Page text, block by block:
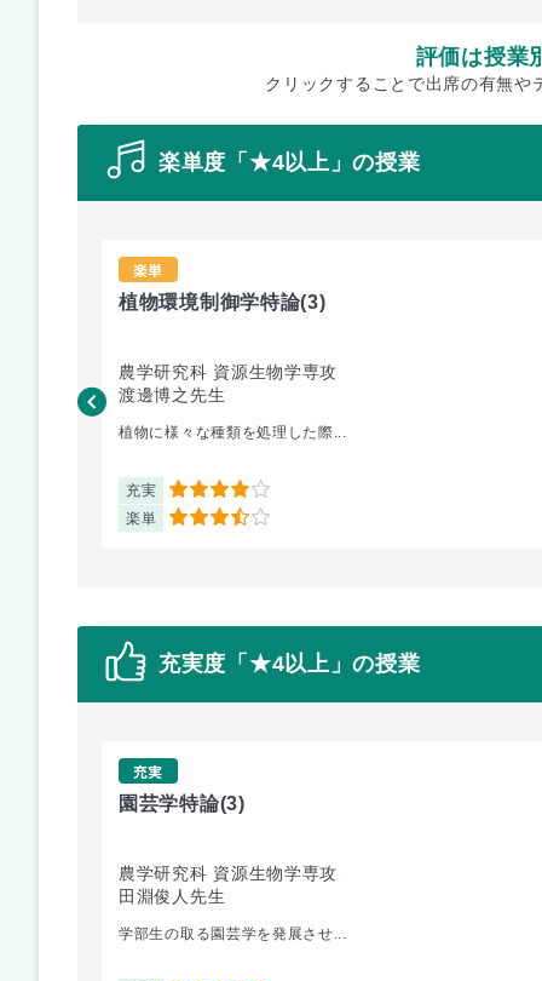
評価は授業
クリックすることで出席の有無や
楽単度「★4以上」の授業
楽単
植物環境制御学特論(3)
農学研究科 資源生物学専攻
渡邊博之先生
植物に様々な種類を処理した際...
充実 4
楽単 3.5
充実度「★4以上」の授業
充実
園芸学特論(3)
農学研究科 資源生物学専攻
田淵俊人先生
学部生の取る園芸学を発展させ...